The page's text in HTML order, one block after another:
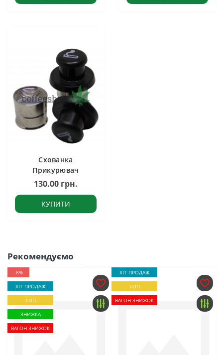
Схованка
Прикурювач
130.00 грн.
КУПИТИ
Рекомендуємо
-8%
ХІТ ПРОДАЖ
ТОП
ЗНИЖКА
ВАГОН ЗНИЖОК
ХІТ ПРОДАЖ
ТОП
ВАГОН ЗНИЖОК